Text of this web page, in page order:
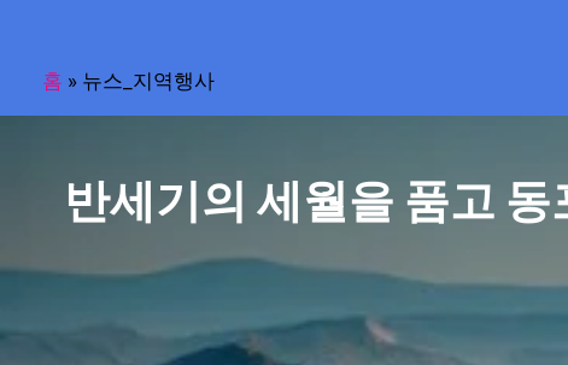
홈 » 뉴스_지역행사
반세기의 세월을 품고 동